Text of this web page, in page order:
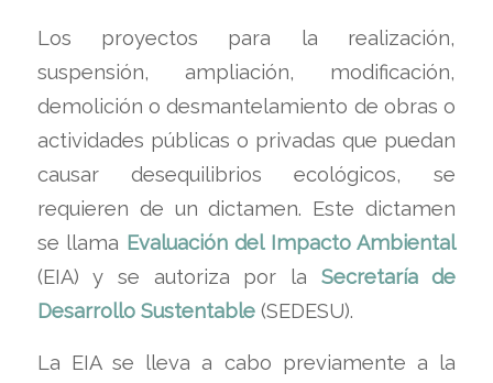
Los proyectos para la realización,
suspensión, ampliación, modificación,
demolición o desmantelamiento de obras o
actividades públicas o privadas que puedan
causar desequilibrios ecológicos, se
requieren de un dictamen. Este dictamen
se llama Evaluación del Impacto Ambiental
(EIA) y se autoriza por la Secretaría de
Desarrollo Sustentable (SEDESU).
La EIA se lleva a cabo previamente a la